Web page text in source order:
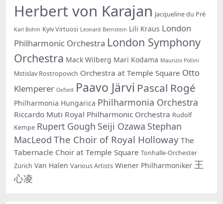
Herbert von Karajan Jacqueline du Pré
Karl Bohm Kyiv Virtuosi Leonard Bernstein Lili Kraus London
Philharmonic Orchestra London Symphony
Orchestra Mack Wilberg Mari Kodama Maurizio Pollini
Mstislav Rostropovich Orchestra at Temple Square Otto
Klemperer Oxford Paavo Järvi Pascal Rogé
Philharmonia Hungarica Philharmonia Orchestra
Riccardo Muti Royal Philharmonic Orchestra Rudolf
Kempe Rupert Gough Seiji Ozawa Stephan
MacLeod The Choir of Royal Holloway The
Tabernacle Choir at Temple Square Tonhalle-Orchester
Zürich Van Halen Various Artists Wiener Philharmoniker 王
心凌